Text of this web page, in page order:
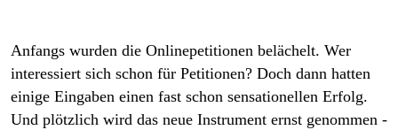
unterstützen
abo
genossenschaft
Anfangs wurden die Onlinepetitionen belächelt. Wer
interessiert sich schon für Petitionen? Doch dann hatten
einige Eingaben einen fast schon sensationellen Erfolg.
Und plötzlich wird das neue Instrument ernst genommen -